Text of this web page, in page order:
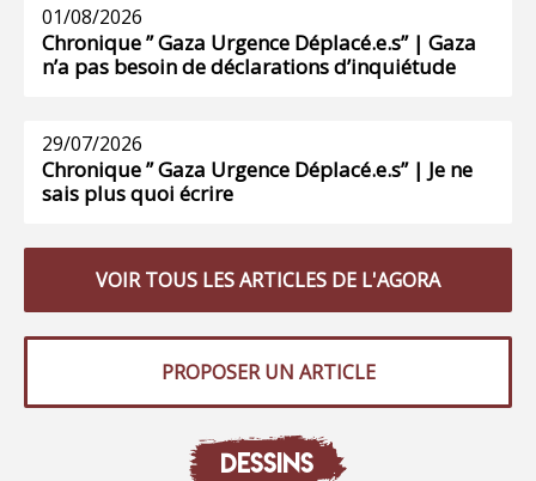
01/08/2026
Chronique ” Gaza Urgence Déplacé.e.s” | Gaza
n’a pas besoin de déclarations d’inquiétude
29/07/2026
Chronique ” Gaza Urgence Déplacé.e.s” | Je ne
sais plus quoi écrire
VOIR TOUS LES ARTICLES DE L'AGORA
PROPOSER UN ARTICLE
DESSINS